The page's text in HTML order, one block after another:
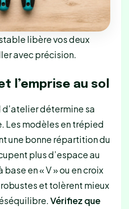
libère vos deux
avec précision.
l’emprise au sol
d’atelier détermine sa
Les modèles en trépied
une bonne répartition du
plus d’espace au
en « V » ou en croix
et tolèrent mieux
Vérifiez que